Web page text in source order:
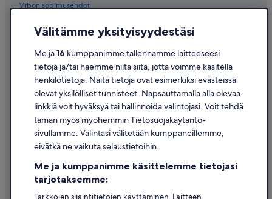
Vrbon sopimusehdot
Evästeet
Käyttöehdot
Oikeudelliset tiedot / ota meihin yhteyttä
Sisältövaatimukset ja ilmoituksen tekeminen sisällöstä
Tuki
Ota yhteyttä
Välitämme yksityisyydestäsi
Me ja16 kumppanimme tallennamme laitteeseesi
tietoja ja/tai haemme niitä siitä, jotta voimme käsitellä
henkilötietoja. Näitä tietoja ovat esimerkiksi evästeissä
olevat yksilölliset tunnisteet. Napsauttamalla alla olevaa
linkkiä voit hyväksyä tai hallinnoida valintojasi. Voit tehdä
tämän myös myöhemmin Tietosuojakäytäntö-
sivullamme. Valintasi välitetään kumppaneillemme,
eivätkä ne vaikuta selaustietoihin.
Me ja kumppanimme käsittelemme tietojasi
tarjotaksemme:
Tarkkojen sijaintitietojen käyttäminen. Laitteen